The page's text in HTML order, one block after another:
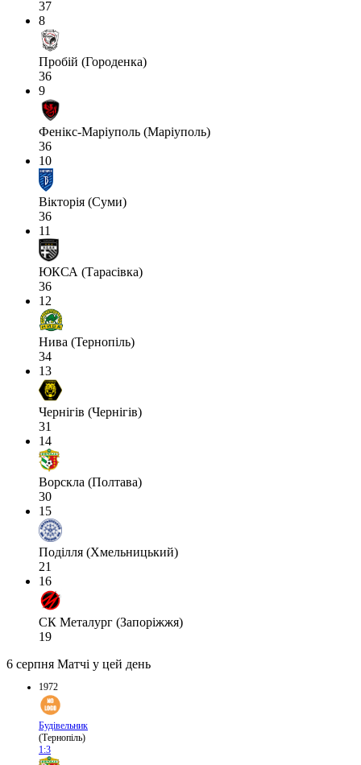
37
8
Пробій (Городенка)
36
9
Фенікс-Маріуполь (Маріуполь)
36
10
Вікторія (Суми)
36
11
ЮКСА (Тарасівка)
36
12
Нива (Тернопіль)
34
13
Чернігів (Чернігів)
31
14
Ворскла (Полтава)
30
15
Поділля (Хмельницький)
21
16
СК Металург (Запоріжжя)
19
6 серпня Матчі у цей день
1972
Будівельник
(Тернопіль)
1:3